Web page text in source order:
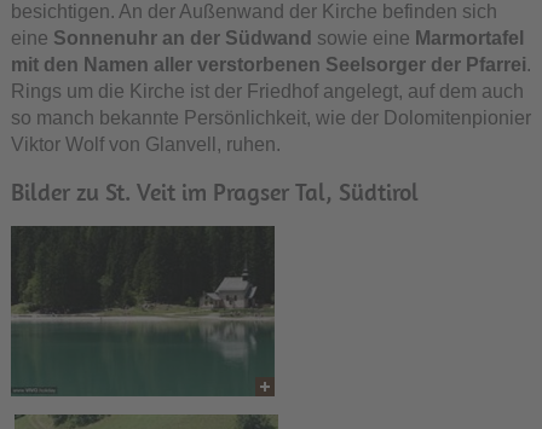
besichtigen. An der Außenwand der Kirche befinden sich
eine Sonnenuhr an der Südwand sowie eine Marmortafel
mit den Namen aller verstorbenen Seelsorger der Pfarrei.
Rings um die Kirche ist der Friedhof angelegt, auf dem auch
so manch bekannte Persönlichkeit, wie der Dolomitenpionier
Viktor Wolf von Glanvell, ruhen.
Bilder zu St. Veit im Pragser Tal, Südtirol